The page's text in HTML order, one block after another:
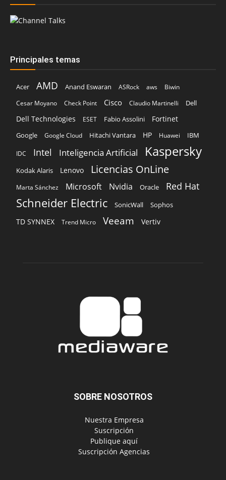
Principales temas
Acer AMD Anand Eswaran ASRock aws
Biwin
Cesar Moyano
Check Point Cisco Claudio Martinelli Dell
Dell Technologies ESET Fabio Assolini Fortinet
Google Google Cloud Hitachi Vantara HP Huawei IBM
IDC Intel Inteligencia Artificial Kaspersky
Kodak Alaris Lenovo Licencias OnLine
Marta Sánchez Microsoft Nvidia Oracle Red Hat
Schneider Electric SonicWall Sophos
TD SYNNEX Trend Micro Veeam Vertiv
SOBRE NOSOTROS
‎ Nuestra Empresa
‎ Suscripción
‎ Publique aquí
‎ Suscripción Agencias